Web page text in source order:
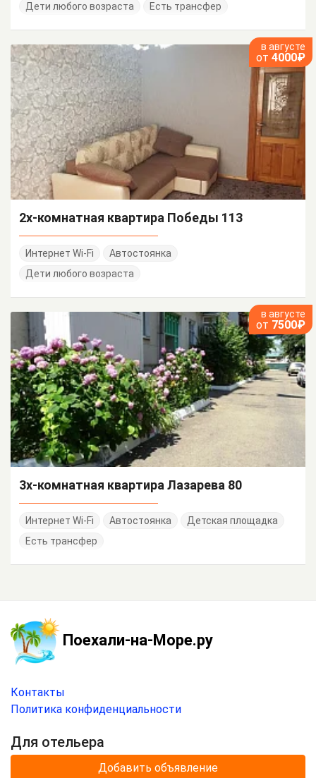
Дети любого возраста
Есть трансфер
в августе
от 4000₽
2х-комнатная квартира Победы 113
Интернет Wi-Fi
Автостоянка
Дети любого возраста
в августе
от 7500₽
3х-комнатная квартира Лазарева 80
Интернет Wi-Fi Автостоянка
Детская площадка
Есть трансфер
Поехали-на-Море.ру
Контакты
Политика конфиденциальности
Для отельера
Добавить объявление